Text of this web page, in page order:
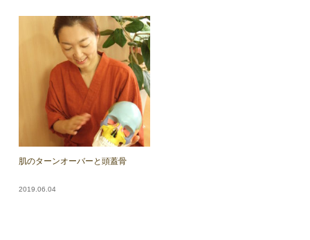
肌のターンオーバーと頭蓋骨
2019.06.04